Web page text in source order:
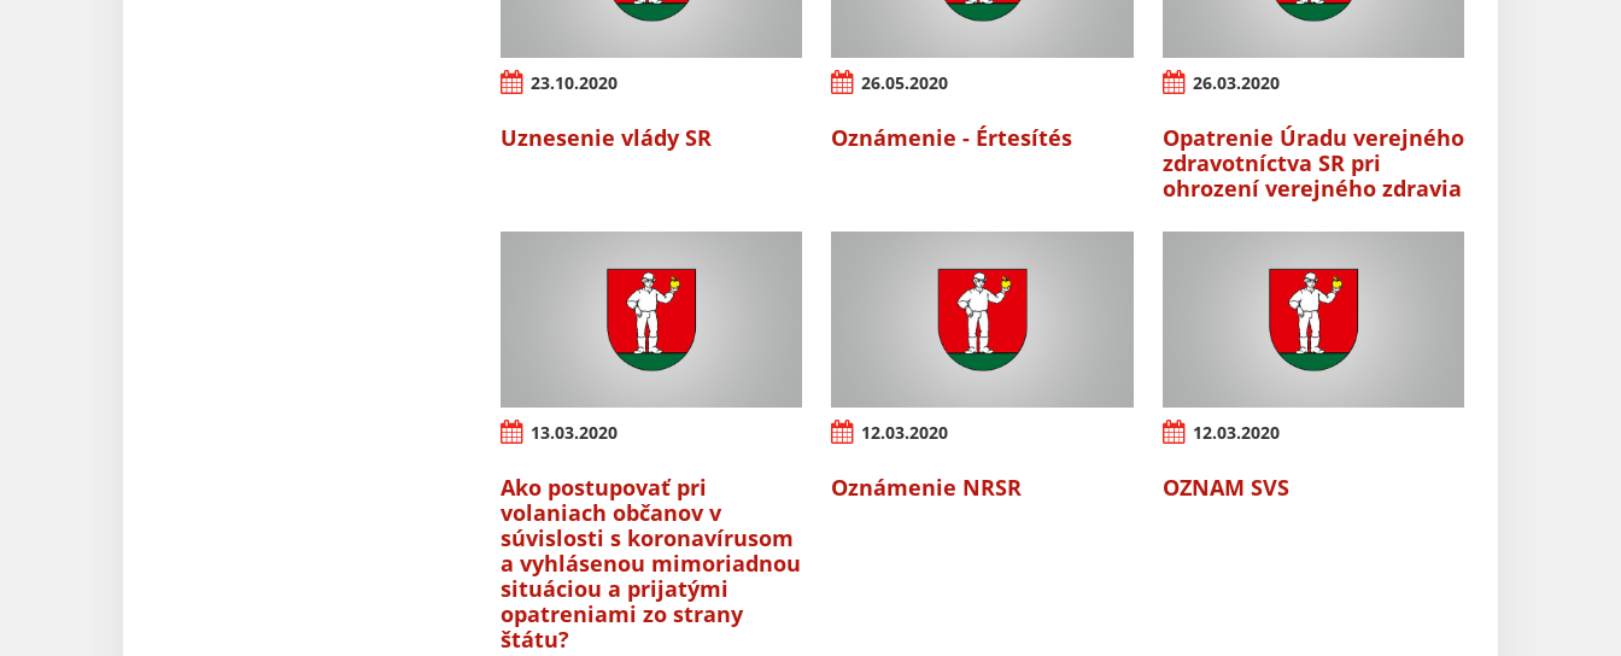
23.10.2020
Uznesenie vlády SR
26.05.2020
Oznámenie - Értesítés
26.03.2020
Opatrenie Úradu verejného
zdravotníctva SR pri
ohrození verejného zdravia
13.03.2020
Ako postupovať pri
volaniach občanov v
súvislosti s koronavírusom
a vyhlásenou mimoriadnou
situáciou a prijatými
opatreniami zo strany
štátu?
12.03.2020
Oznámenie NRSR
12.03.2020
OZNAM SVS